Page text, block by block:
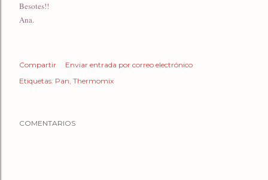
Besotes!!
Ana.
Compartir
Enviar entrada por correo electrónico
Etiquetas: Pan Thermomix
COMENTARIOS